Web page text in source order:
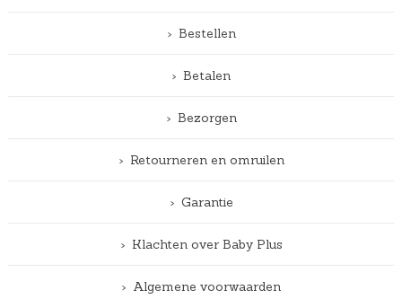
Bestellen
Betalen
Bezorgen
Retourneren en omruilen
Garantie
Klachten over Baby Plus
Algemene voorwaarden